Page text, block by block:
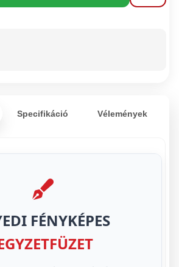
Specifikáció Vélemények
FÉNYKÉPES